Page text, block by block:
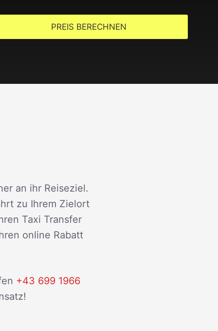
PREIS BERECHNEN
an ihr Reiseziel.
zu Ihrem Zielort
Taxi Transfer
online Rabatt
+43 699 1966